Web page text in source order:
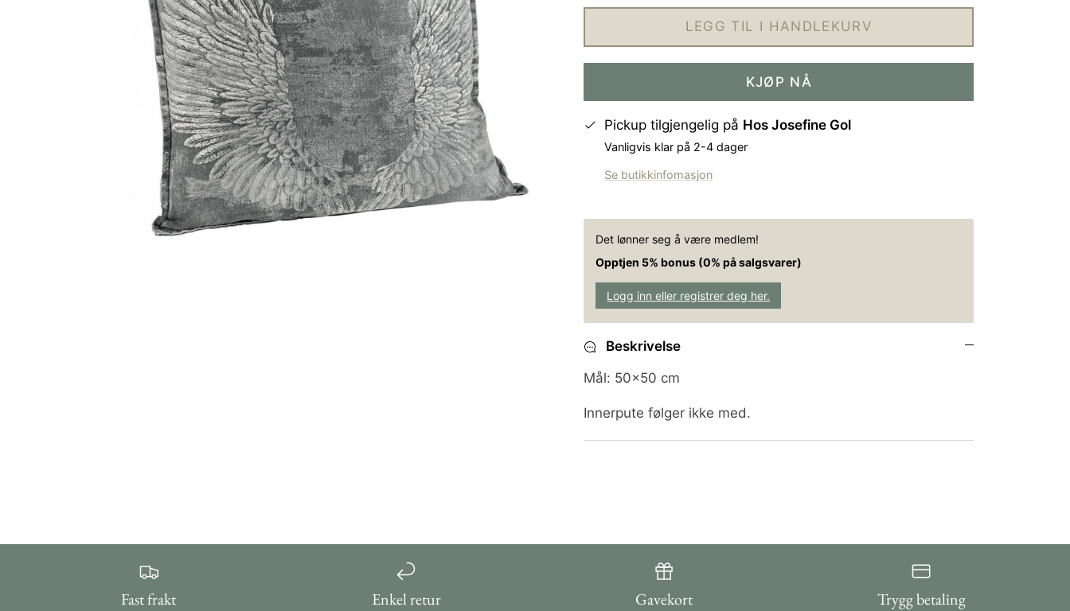
LEGG TIL I HANDLEKURV
KJØP NÅ
Pickup tilgjengelig på Hos Josefine Gol
Vanligvis klar på 2-4 dager
Se butikkinfomasjon
Det lønner seg å være medlem!
Opptjen 5% bonus (0% på salgsvarer)
Logg inn eller registrer deg her.
Beskrivelse
Mål: 50x50 cm
Innerpute følger ikke med.
Fast frakt Enkel retur Gavekort Trygg betaling